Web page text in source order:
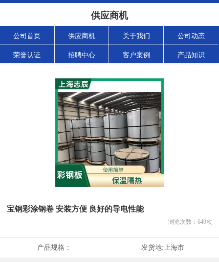
供应商机
公司首页 供应商机 关于我们 公司动态
荣誉认证 招聘中心 客户案例 产品知识
宝钢彩涂钢卷 安装方便 良好的导电性能
浏览次数： 649次
产品规格： 发货地: 上海市